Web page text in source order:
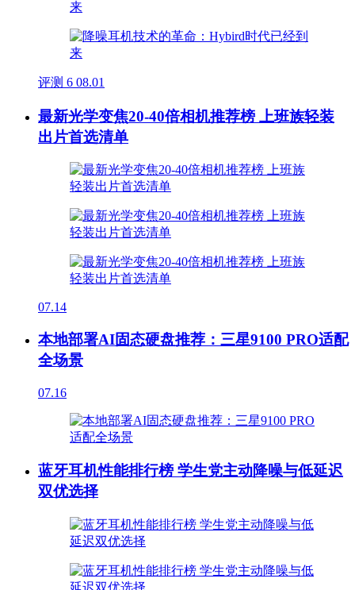
评测 6 08.01
最新光学变焦20-40倍相机推荐榜 上班族轻装
出片首选清单
07.14
本地部署AI固态硬盘推荐：三星9100 PRO适配
全场景
07.16
蓝牙耳机性能排行榜 学生党主动降噪与低延迟
双优选择